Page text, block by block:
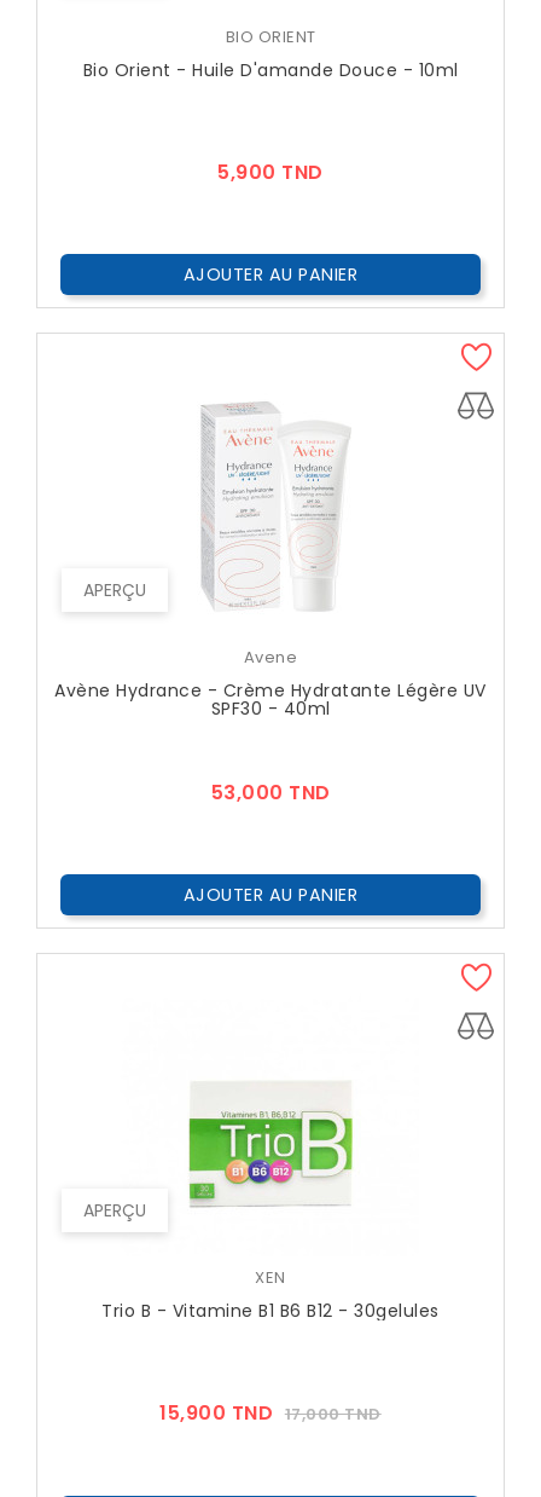
BIO ORIENT
Bio Orient - Huile D'amande Douce - 10ml
5,900 TND
AJOUTER AU PANIER
APERÇU
Avene
Avène Hydrance - Crème Hydratante Légère UV
SPF30 - 40ml
53,000 TND
AJOUTER AU PANIER
APERÇU
XEN
Trio B - Vitamine B1 B6 B12 - 30gelules
15,900 TND Prix
17,000 TNDPrix